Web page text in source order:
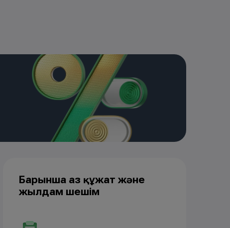
Барынша аз құжат және
жылдам шешім